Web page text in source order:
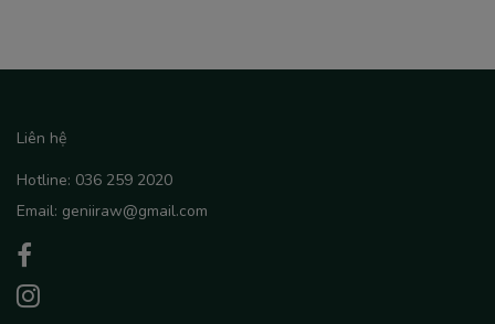
Liên hệ
Hotline: 036 259 2020
Email: geniiraw@gmail.com